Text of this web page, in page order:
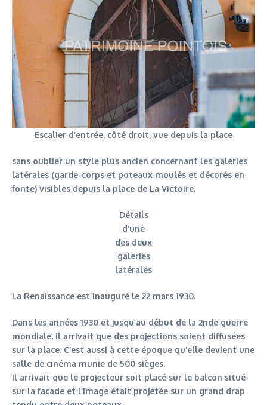
Escalier d’entrée, côté droit, vue depuis la place
sans oublier un style plus ancien concernant les galeries
latérales (garde-corps et poteaux moulés et décorés en
fonte) visibles depuis la place de La Victoire.
Détails
d’une
des deux
galeries
latérales
La Renaissance est inauguré le 22 mars 1930.
Dans les années 1930 et jusqu’au début de la 2nde guerre
mondiale, il arrivait que des projections soient diffusées
sur la place. C’est aussi à cette époque qu’elle devient une
salle de cinéma munie de 500 sièges.
Il arrivait que le projecteur soit placé sur le balcon situé
sur la façade et l’image était projetée sur un grand drap